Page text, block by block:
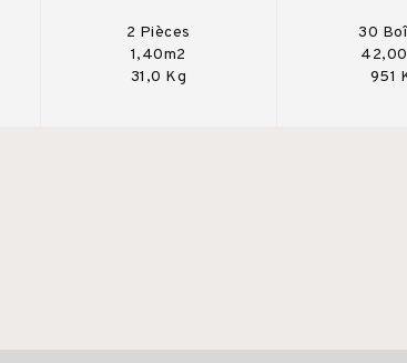
2 Pièces
1,40m2
31,0 Kg
30
951